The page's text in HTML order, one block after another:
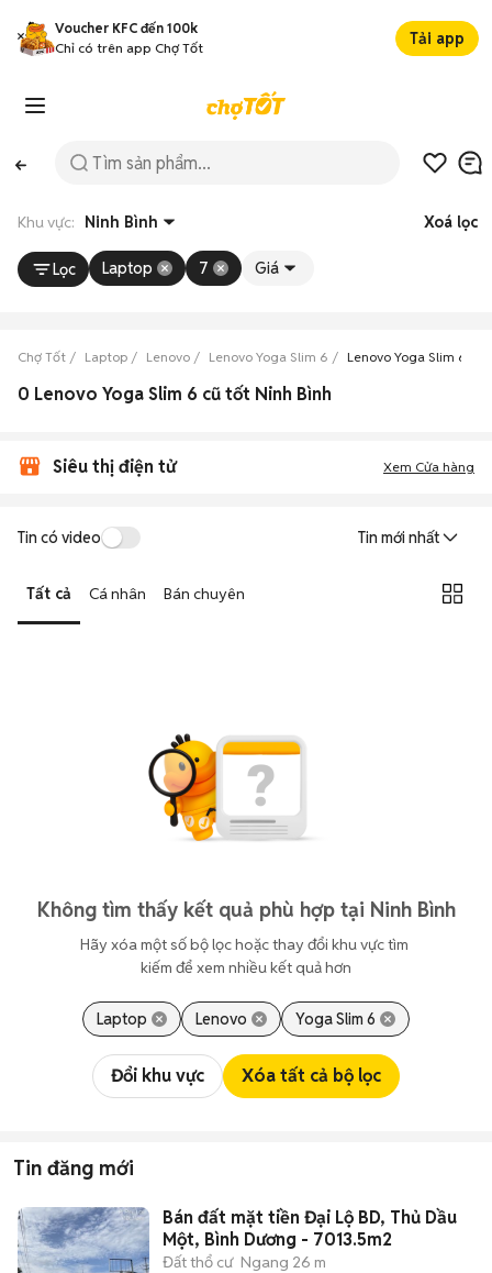
Voucher KFC đến 100k
Chỉ có trên app Chợ Tốt
Tải app
Khu vực: Ninh Bình Xoá lọc
Lọc Laptop 7 Giá
Chợ Tốt Laptop Lenovo Lenovo Yoga Slim 6 Lenovo Yoga Slim 6
0 Lenovo Yoga Slim 6 cũ tốt Ninh Bình
Siêu thị điện tử Xem Cửa hàng
Tin có video Tin mới nhất
Tất cả Cá nhân Bán chuyên
Không tìm thấy kết quả phù hợp tại Ninh Bình
Hãy xóa một số bộ lọc hoặc thay đổi khu vực tìm
kiếm để xem nhiều kết quả hơn
Laptop Lenovo Yoga Slim 6
Đổi khu vực Xóa tất cả bộ lọc
Tin đăng mới
Bán đất mặt tiền Đại Lộ BD, Thủ Dầu
Một, Bình Dương - 7013.5m2
Đất thổ cư Ngang 26 m